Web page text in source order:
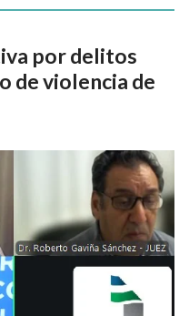
por delitos
de violencia de